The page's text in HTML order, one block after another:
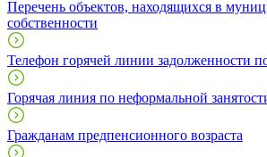
Перечень объектов, находящихся в
собственности
Телефон горячей линии задолженности
Горячая линия по неформальной
Гражданам предпенсионного возраста